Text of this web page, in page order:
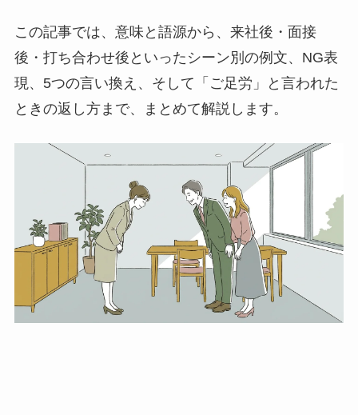
この記事では、意味と語源から、来社後・面接
後・打ち合わせ後といったシーン別の例文、NG表
現、5つの言い換え、そして「ご足労」と言われた
ときの返し方まで、まとめて解説します。